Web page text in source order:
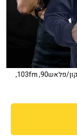
| צילומים: אורן בן חקון/פלאש90, 103fm,